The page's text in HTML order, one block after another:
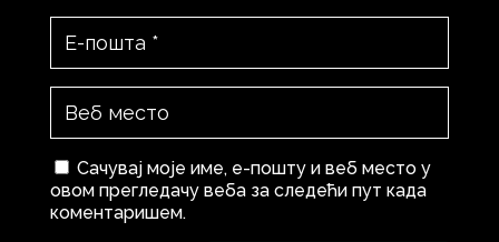
Сачувај моје име, е-пошту и веб место у
овом прегледачу веба за следећи пут када
коментаришем.